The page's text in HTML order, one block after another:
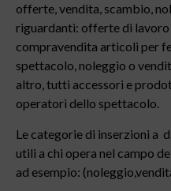
offerte, vendita, scambio,
riguardanti: offerte di
compravendita articoli per
spettacolo, noleggio o
altro, tutti accessori e
operatori dello spettacolo.
Le categorie di inserzioni a
utili a chi opera nel campo
ad esempio: